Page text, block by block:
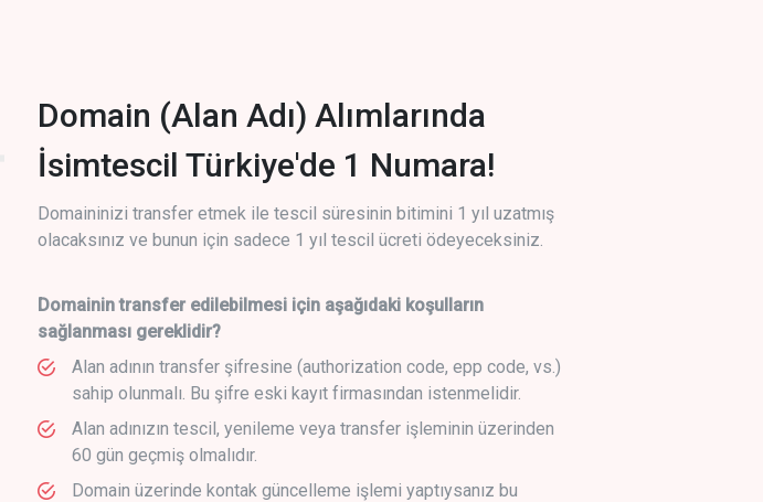
Domain (Alan Adı) Alımlarında
İsimtescil Türkiye'de 1 Numara!
Domaininizi transfer etmek ile tescil süresinin bitimini 1 yıl uzatmış
olacaksınız ve bunun için sadece 1 yıl tescil ücreti ödeyeceksiniz.
Domainin transfer edilebilmesi için aşağıdaki koşulların
sağlanması gereklidir?
Alan adının transfer şifresine (authorization code, epp code, vs.)
sahip olunmalı. Bu şifre eski kayıt firmasından istenmelidir.
Alan adınızın tescil, yenileme veya transfer işleminin üzerinden
60 gün geçmiş olmalıdır.
Domain üzerinde kontak güncelleme işlemi yaptıysanız bu